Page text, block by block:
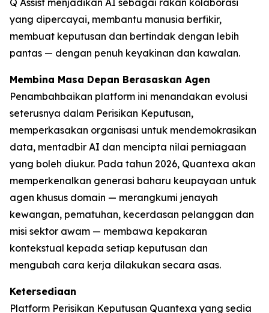
Q Assist menjadikan AI sebagai rakan kolaborasi
yang dipercayai, membantu manusia berfikir,
membuat keputusan dan bertindak dengan lebih
pantas — dengan penuh keyakinan dan kawalan.
Membina Masa Depan Berasaskan Agen
Penambahbaikan platform ini menandakan evolusi
seterusnya dalam Perisikan Keputusan,
memperkasakan organisasi untuk mendemokrasikan
data, mentadbir AI dan mencipta nilai perniagaan
yang boleh diukur. Pada tahun 2026, Quantexa akan
memperkenalkan generasi baharu keupayaan untuk
agen khusus domain — merangkumi jenayah
kewangan, pematuhan, kecerdasan pelanggan dan
misi sektor awam — membawa kepakaran
kontekstual kepada setiap keputusan dan
mengubah cara kerja dilakukan secara asas.
Ketersediaan
Platform Perisikan Keputusan Quantexa yang sedia